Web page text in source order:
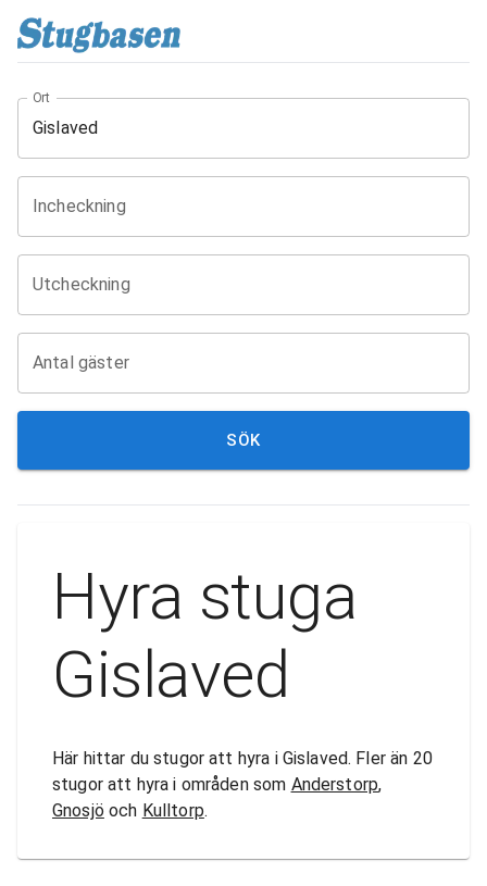
Ort
Incheckning
Utcheckning
Antal gäster
SÖK
Hyra stuga
Gislaved
Här hittar du stugor att hyra i Gislaved. Fler än 20
stugor att hyra i områden som Anderstorp,
Gnosjö och Kulltorp.